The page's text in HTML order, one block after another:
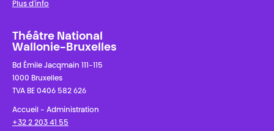
Plus d'info
Théâtre National
Wallonie-Bruxelles
Bd Émile Jacqmain 111-115
1000 Bruxelles
TVA BE 0406 582 626
Accueil - Administration
+32 2 203 41 55